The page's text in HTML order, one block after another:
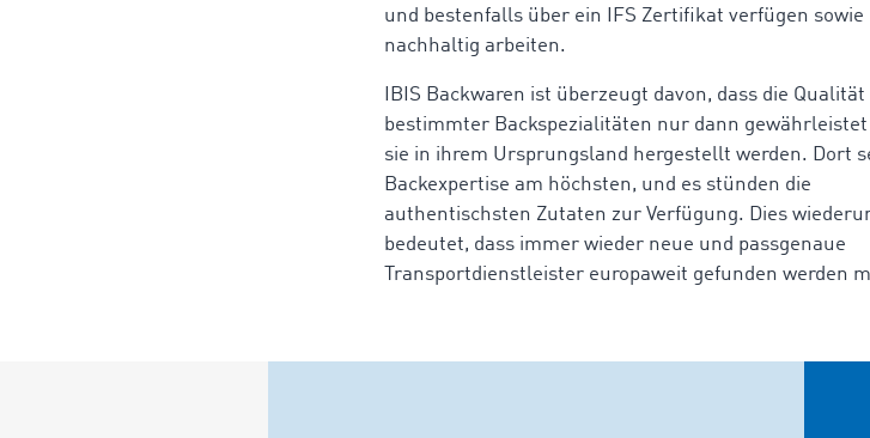
und bestenfalls über ein IFS Zertifikat verfügen sowie
nachhaltig arbeiten.
IBIS Backwaren ist überzeugt davon, dass die Qualität
bestimmter Backspezialitäten nur dann
sie in ihrem Ursprungsland hergestellt werden. Dort
Backexpertise am höchsten, und es stünden die
authentischsten Zutaten zur Verfügung. Dies
bedeutet, dass immer wieder neue und passgenaue
Transportdienstleister europaweit gefunden werden